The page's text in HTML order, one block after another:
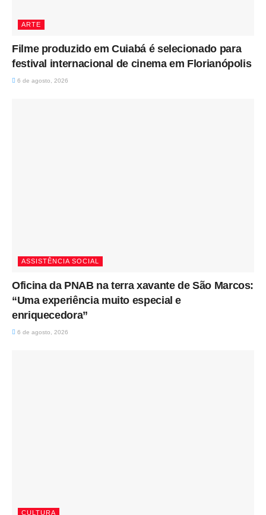
ARTE
Filme produzido em Cuiabá é selecionado para
festival internacional de cinema em Florianópolis
6 de agosto, 2026
ASSISTÊNCIA SOCIAL
Oficina da PNAB na terra xavante de São Marcos:
“Uma experiência muito especial e
enriquecedora”
6 de agosto, 2026
CULTURA